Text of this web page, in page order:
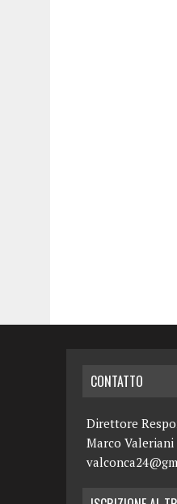
CONTATTO
Direttore
Marco Valeriani